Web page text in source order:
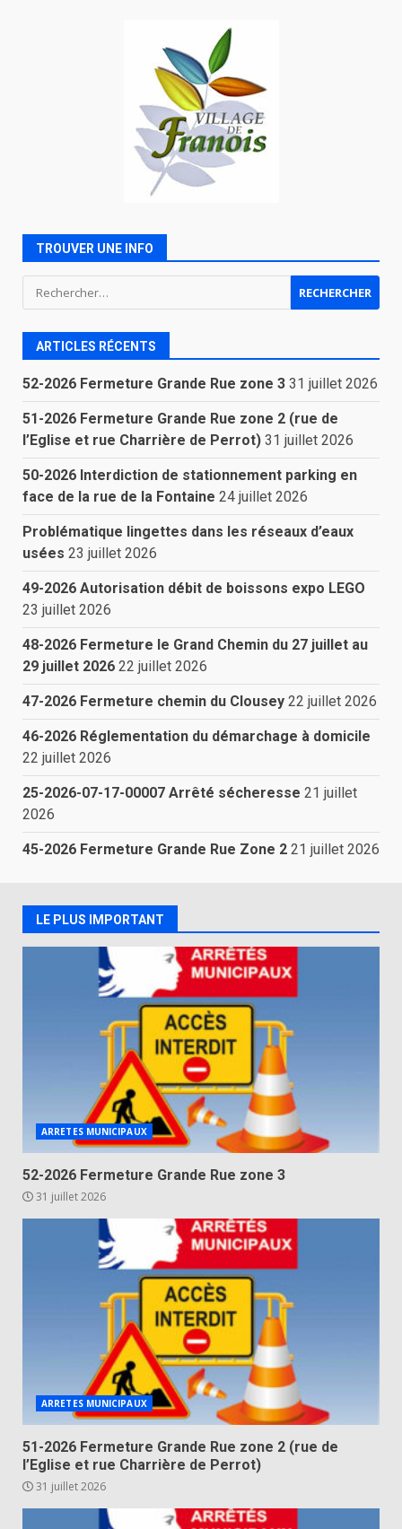
TROUVER UNE INFO
Rechercher :
ARTICLES RÉCENTS
52-2026 Fermeture Grande Rue zone 3 31 juillet 2026
51-2026 Fermeture Grande Rue zone 2 (rue de
l’Eglise et rue Charrière de Perrot) 31 juillet 2026
50-2026 Interdiction de stationnement parking en
face de la rue de la Fontaine 24 juillet 2026
Problématique lingettes dans les réseaux d’eaux
usées 23 juillet 2026
49-2026 Autorisation débit de boissons expo LEGO
23 juillet 2026
48-2026 Fermeture le Grand Chemin du 27 juillet au
29 juillet 2026 22 juillet 2026
47-2026 Fermeture chemin du Clousey 22 juillet 2026
46-2026 Réglementation du démarchage à domicile
22 juillet 2026
25-2026-07-17-00007 Arrêté sécheresse 21 juillet
2026
45-2026 Fermeture Grande Rue Zone 2 21 juillet 2026
LE PLUS IMPORTANT
ARRETES MUNICIPAUX
52-2026 Fermeture Grande Rue zone 3
31 juillet 2026
ARRETES MUNICIPAUX
51-2026 Fermeture Grande Rue zone 2 (rue de
l’Eglise et rue Charrière de Perrot)
31 juillet 2026